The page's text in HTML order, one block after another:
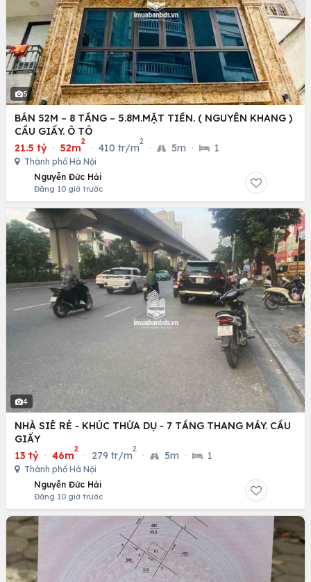
5
BÁN 52M – 8 TẦNG – 5.8M.MẶT TIỀN. ( NGUYỄN KHANG )
CẦU GIẤY. Ô TÔ
21.5 tỷ · 52m
2
· 410 tr/m
2
· 5m · 1
Thành phố Hà Nội
Nguyễn Đức Hải
Đăng 10 giờ trước
4
NHÀ SIÊ RẺ - KHÚC THỪA DỤ - 7 TẦNG THANG MÁY. CẦU
GIẤY
13 tỷ · 46m
2
· 279 tr/m
2
· 5m · 1
Thành phố Hà Nội
Nguyễn Đức Hải
Đăng 10 giờ trước